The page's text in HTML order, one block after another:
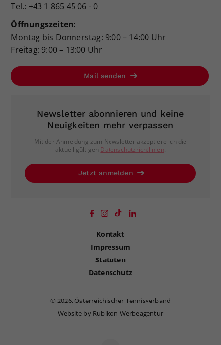
Tel.: +43 1 865 45 06 - 0
Öffnungszeiten:
Montag bis Donnerstag: 9:00 – 14:00 Uhr
Freitag: 9:00 – 13:00 Uhr
Mail senden
Newsletter abonnieren und keine
Neuigkeiten mehr verpassen
Mit der Anmeldung zum Newsletter akzeptiere ich die
aktuell gültigen Datenschutzrichtlinien.
Jetzt anmelden
Kontakt
Impressum
Statuten
Datenschutz
©2026, Österreichischer Tennisverband
Website by Rubikon Werbeagentur